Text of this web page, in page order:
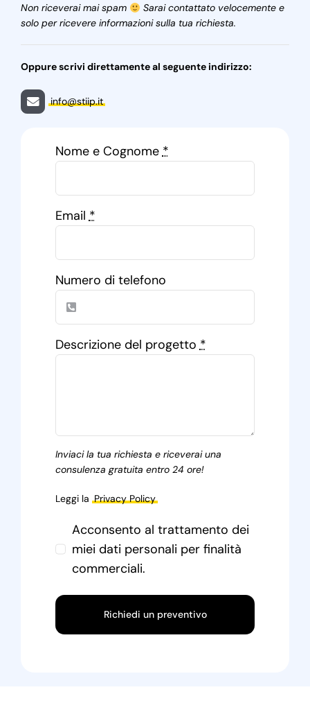
Non riceverai mai spam
Sarai contattato velocemente e
solo per ricevere informazioni sulla tua richiesta.
Oppure scrivi direttamente al seguente indirizzo:
info@stiip.it
Nome e Cognome*
Email*
Numero di telefono
Descrizione del progetto*
Inviaci la tua richiesta e riceverai una
consulenza gratuita entro 24 ore!
Leggi la Privacy Policy
Acconsento al trattamento dei
miei dati personali per finalità
commerciali.
Richiedi un preventivo